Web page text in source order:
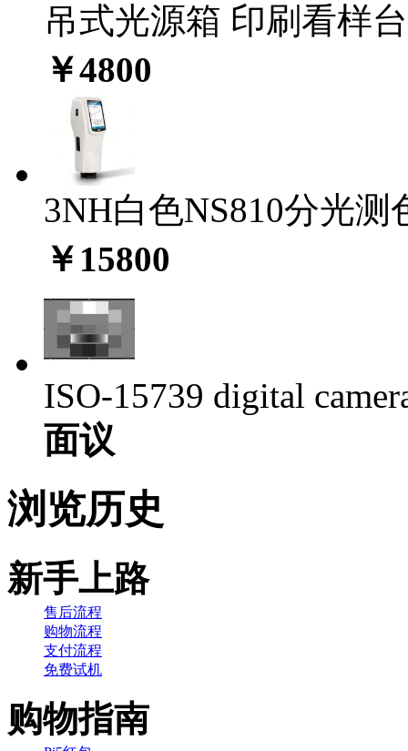
吊式光源箱 印刷看样
￥4800
3NH白色NS810分光测
￥15800
ISO-15739 digital
面议
浏览历史
新手上路
售后流程
购物流程
支付流程
免费试机
购物指南